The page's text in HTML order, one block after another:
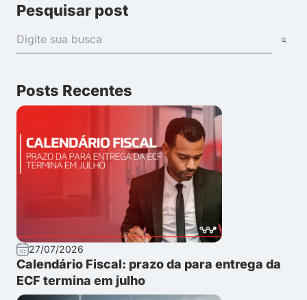
Pesquisar post
Posts Recentes
27/07/2026
Calendário Fiscal: prazo da para entrega da
ECF termina em julho